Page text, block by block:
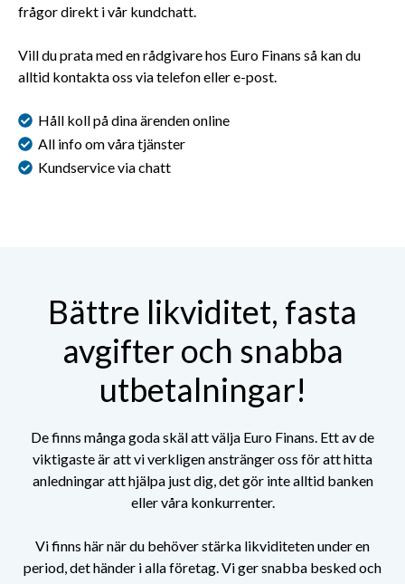
frågor direkt i vår kundchatt.
Vill du prata med en rådgivare hos Euro Finans så kan du
alltid kontakta oss via telefon eller e-post.
Håll koll på dina ärenden online
All info om våra tjänster
Kundservice via chatt
Bättre likviditet, fasta
avgifter och snabba
utbetalningar!
De finns många goda skäl att välja Euro Finans. Ett av de
viktigaste är att vi verkligen anstränger oss för att hitta
anledningar att hjälpa just dig, det gör inte alltid banken
ellervåra konkurrenter.
Vi finns här när du behöver stärka likviditeten under en
period, det händer i alla företag.Vi ger snabba besked och